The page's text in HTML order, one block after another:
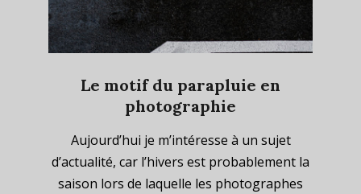
Le motif du parapluie en
photographie
21
Aujourd’hui je m’intéresse à un sujet
d’actualité, car l’hivers est probablement la
saison lors de laquelle les photographes